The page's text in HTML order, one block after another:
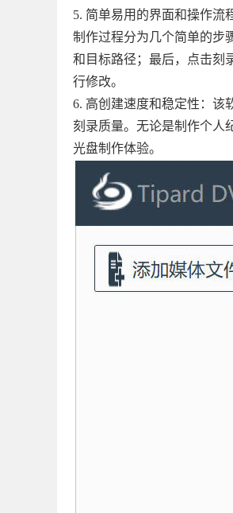
5. 简单易用的界面和操作流
制作过程分为几个简单的步
和目标路径；最后，点击刻
行修改。
6. 高创建速度和稳定性：该
刻录质量。无论是制作个人
光盘制作体验。